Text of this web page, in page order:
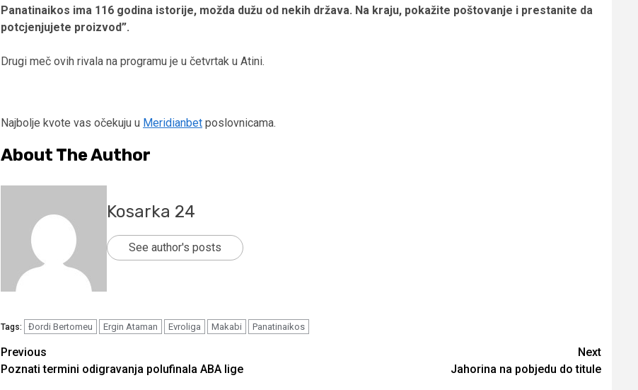
Panatinaikos ima 116 godina istorije, možda dužu od nekih država. Na kraju, pokažite poštovanje i prestanite da
potcjenjujete proizvod”.
Drugi meč ovih rivala na programu je u četvrtak u Atini.
Najbolje kvote vas očekuju u Meridianbet poslovnicama.
About The Author
Kosarka 24
See author's posts
Tags: Đordi Bertomeu Ergin Ataman Evroliga Makabi Panatinaikos
Continue
Reading
Previous
Poznati termini odigravanja polufinala ABA lige
Next
Jahorina na pobjedu do titule